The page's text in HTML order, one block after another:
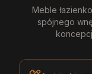
Meble
spójnego